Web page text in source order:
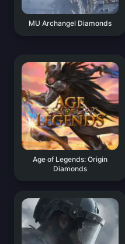
MU Archangel Diamonds
Age of Legends: Origin
Diamonds